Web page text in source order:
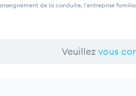
de la conduite, l'entreprise
Veuillezvous